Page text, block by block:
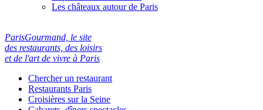
Les châteaux autour de Paris
ParisGourmand, le site
des restaurants, des loisirs
et de l'art de vivre à Paris
Chercher un restaurant
Restaurants Paris
Croisières sur la Seine